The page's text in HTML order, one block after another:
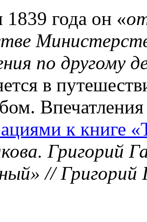
1839 года он «
по другому
в
к книге
Григорий
//